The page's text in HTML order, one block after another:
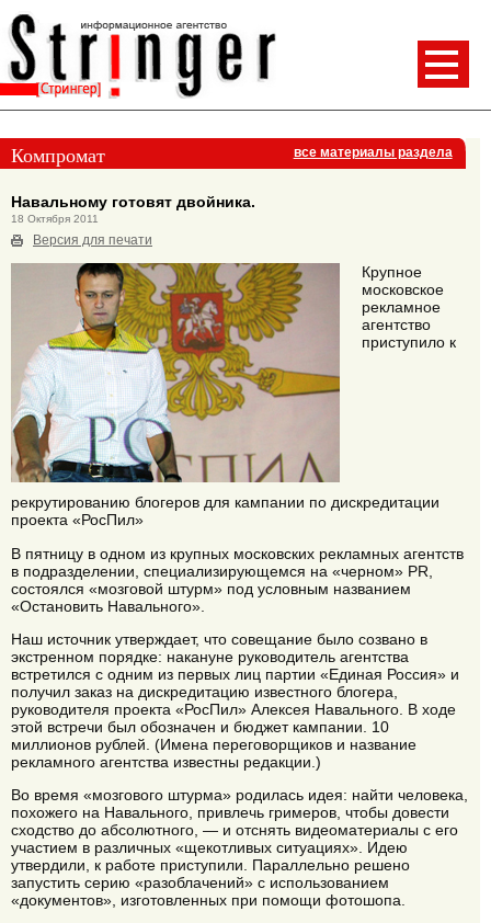
Компромат все материалы раздела
Навальному готовят двойника.
18 Октября 2011
Версия для печати
Крупное
московское
рекламное
агентство
приступило к
рекрутированию блогеров для кампании по дискредитации
проекта «РосПил»
В пятницу в одном из крупных московских рекламных агентств
в подразделении, специализирующемся на «черном» PR,
состоялся «мозговой штурм» под условным названием
«Остановить Навального».
Наш источник утверждает, что совещание было созвано в
экстренном порядке: накануне руководитель агентства
встретился с одним из первых лиц партии «Единая Россия» и
получил заказ на дискредитацию известного блогера,
руководителя проекта «РосПил» Алексея Навального. В ходе
этой встречи был обозначен и бюджет кампании. 10
миллионов рублей. (Имена переговорщиков и название
рекламного агентства известны редакции.)
Во время «мозгового штурма» родилась идея: найти человека,
похожего на Навального, привлечь гримеров, чтобы довести
сходство до абсолютного, — и отснять видеоматериалы с его
участием в различных «щекотливых ситуациях». Идею
утвердили, к работе приступили. Параллельно решено
запустить серию «разоблачений» с использованием
«документов», изготовленных при помощи фотошопа.